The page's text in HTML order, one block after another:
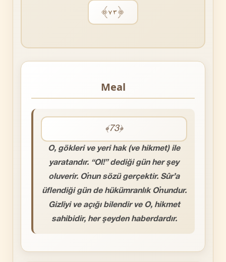
﴿٧٣﴾
Meal
﴾73﴿
O, gökleri ve yeri hak (ve hikmet) ile
yaratandır. “Ol!” dediği gün her şey
oluverir. O’nun sözü gerçektir. Sûr’a
üflendiği gün de hükümranlık O’nundur.
Gizliyi ve açığı bilendir ve O, hikmet
sahibidir, her şeyden haberdardır.